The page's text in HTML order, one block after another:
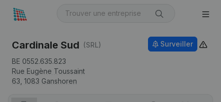
Cardinale Sud (SRL)
BE 0552.635.823
Rue Eugène Toussaint
63, 1083 Ganshoren
Surveiller